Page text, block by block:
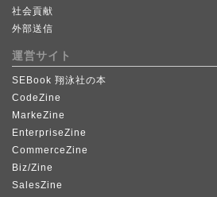
社会貢献
外部送信
運営サイト
SEBook 翔泳社の本
CodeZine
MarkeZine
EnterpriseZine
CommerceZine
Biz/Zine
SalesZine